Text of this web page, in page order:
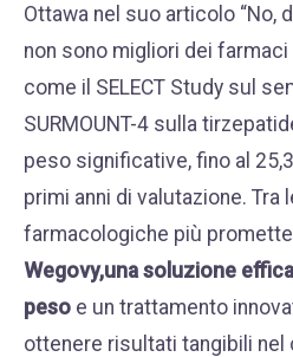
Ottawa nel suo articolo “No,
non sono migliori dei farmaci
come il SELECT Study sul
SURMOUNT-4 sulla
peso significative, fino al
primi anni di valutazione. Tra le opzioni
farmacologiche più
Wegovy,una soluzione
peso e un trattamento
ottenere risultati tangibili nel